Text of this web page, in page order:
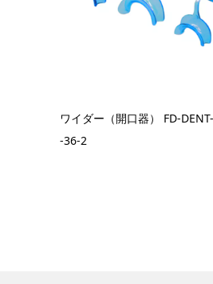
ワイダー（開口器） FD-
-36-2